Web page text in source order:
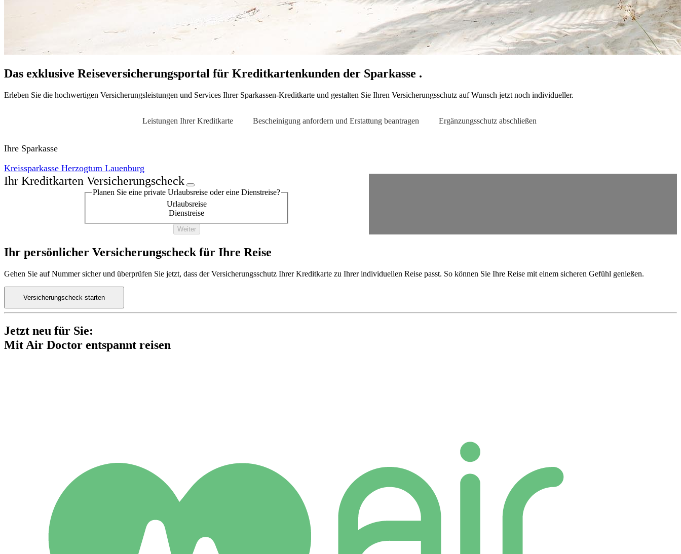
Das exklusive Reiseversicherungsportal für Kreditkartenkunden der Sparkasse .
Erleben Sie die hochwertigen Versicherungsleistungen und Services Ihrer Sparkassen-Kreditkarte und gestalten Sie Ihren Versicherungsschutz auf Wunsch jetzt noch individueller.
Leistungen Ihrer Kreditkarte Bescheinigung anfordern und Erstattung beantragen Ergänzungsschutz abschließen
Ihre Sparkasse
Kreissparkasse Herzogtum Lauenburg
Ihr Kreditkarten Versicherungscheck
Planen Sie eine private Urlaubsreise oder eine Dienstreise?
Urlaubsreise
Dienstreise
Weiter
Ihr persönlicher Versicherungscheck für Ihre Reise
Gehen Sie auf Nummer sicher und überprüfen Sie jetzt, dass der Versicherungsschutz Ihrer Kreditkarte zu Ihrer individuellen Reise passt. So können Sie Ihre Reise mit einem sicheren Gefühl genießen.
Versicherungscheck starten
Jetzt neu für Sie:
Mit Air Doctor entspannt reisen